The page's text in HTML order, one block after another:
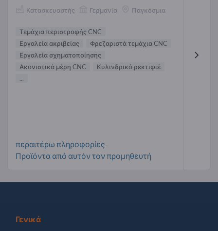
Κατασκευαστής Γερμανία Παγκόσμια
Τεμάχια περιστροφής CNC
Εργαλεία ακριβείας
Φρεζαριστά τεμάχια CNC
Εργαλεία σχηματοποίησης
Ακονιστικά μέρη CNC
Κυλινδρικό ρεκτιφιέ
...
περαιτέρω πληροφορίες-
Προϊόντα από αυτόν τον προμηθευτή
Γενικά